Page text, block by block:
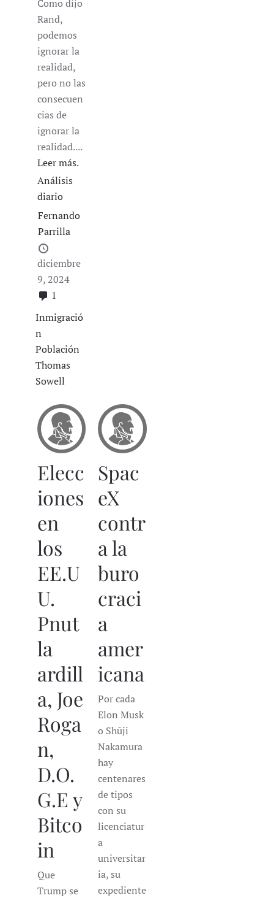
Como dijo
Rand,
podemos
ignorar la
realidad,
pero no las
consecuen
cias de
ignorar la
realidad....
Leer más.
Análisis
diario
Fernando
Parrilla
diciembre
9, 2024
1
Inmigració
n
Población
Thomas
Sowell
Elecc
iones
en
los
EE.U
U.
Pnut
la
ardill
a, Joe
Roga
n,
D.O.
G.E y
Bitco
in
Que
Trump se
Spac
eX
contr
a la
buro
craci
a
amer
icana
Por cada
Elon Musk
o Shūji
Nakamura
hay
centenares
de tipos
con su
licenciatur
a
universitar
ia, su
expediente